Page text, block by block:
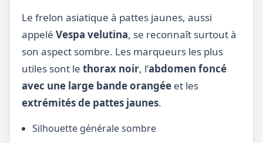
Le frelon asiatique à pattes jaunes, aussi
appelé Vespa velutina, se reconnaît surtout à
son aspect sombre. Les marqueurs les plus
utiles sont le thorax noir, l’abdomen foncé
avec une large bande orangée et les
extrémités de pattes jaunes.
Silhouette générale sombre